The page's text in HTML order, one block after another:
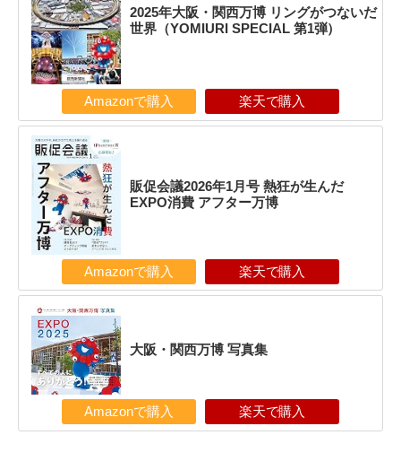
2025年大阪・関西万博 リングがつないだ
世界（YOMIURI SPECIAL 第1弾）
Amazonで購入 楽天で購入
販促会議2026年1月号 熱狂が生んだ
EXPO消費 アフター万博
Amazonで購入 楽天で購入
大阪・関西万博 写真集
Amazonで購入 楽天で購入